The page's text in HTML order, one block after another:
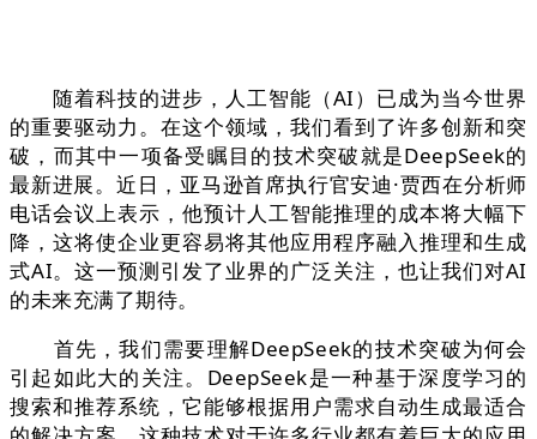
随着科技的进步，人工智能（AI）已成为当今世界
的重要驱动力。在这个领域，我们看到了许多创新和突
破，而其中一项备受瞩目的技术突破就是DeepSeek的
最新进展。近日，亚马逊首席执行官安迪·贾西在分析师
电话会议上表示，他预计人工智能推理的成本将大幅下
降，这将使企业更容易将其他应用程序融入推理和生成
式AI。这一预测引发了业界的广泛关注，也让我们对AI
的未来充满了期待。
首先，我们需要理解DeepSeek的技术突破为何会
引起如此大的关注。DeepSeek是一种基于深度学习的
搜索和推荐系统，它能够根据用户需求自动生成最适合